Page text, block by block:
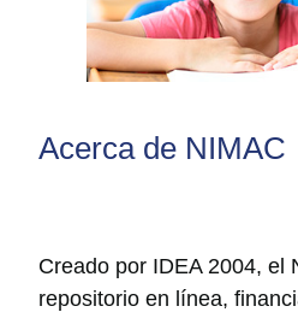
Acerca de NIMAC
Creado por IDEA 2004, el
repositorio en línea,